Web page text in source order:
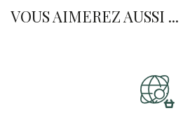
VOUS AIMEREZ AUSSI ...